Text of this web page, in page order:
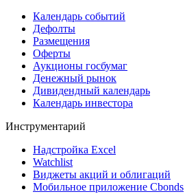
Календарь событий
Дефолты
Размещения
Оферты
Аукционы госбумаг
Денежный рынок
Дивидендный календарь
Календарь инвестора
Инструментарий
Надстройка Excel
Watchlist
Виджеты акций и облигаций
Мобильное приложение Cbonds